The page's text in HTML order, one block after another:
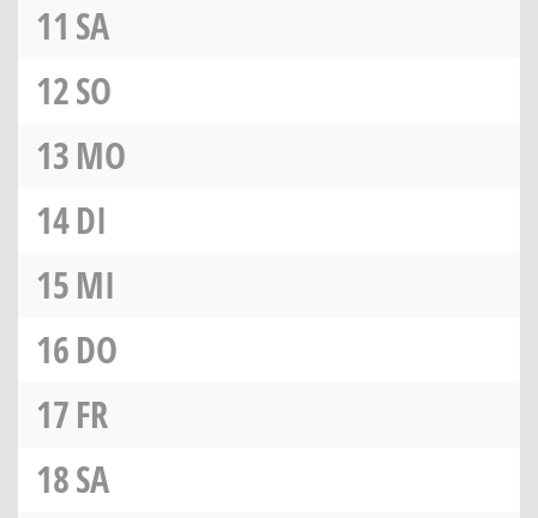
11 SA
12SO
13MO
14DI
15MI
16DO
17FR
18SA